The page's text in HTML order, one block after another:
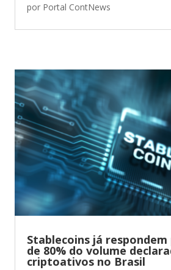
por Portal ContNews
Stablecoins já respondem
de 80% do volume
criptoativos no Brasil